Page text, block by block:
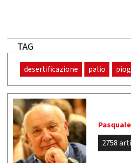
TAG
desertificazione palio
2758